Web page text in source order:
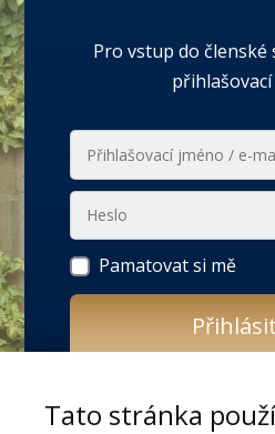
Pro vstup do členské
přihlašovací
Pamatovat si mě
Tato stránka